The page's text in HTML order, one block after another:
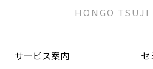
HONGO TSUJI
サービス案内
セ